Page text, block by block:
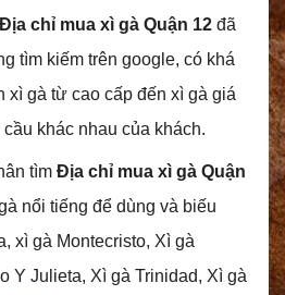
Địa chỉ mua xì gà Quận 12 đã
tìm kiếm trên google, có khá
xì gà từ cao cấp đến xì gà giá
khác nhau của khách.
tìm Địa chỉ mua xì gà Quận
nổi tiếng để dùng và biếu
xì gà Montecristo, Xì gà
Y Julieta, Xì gà Trinidad, Xì gà